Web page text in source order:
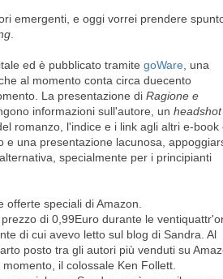
emergenti, e oggi vorrei prendere
ed è pubblicato tramite goWare , una
al momento conta circa duecento
La presentazione di Ragione e
informazioni sull'autore, un headshot
romanzo, l'indice e i link agli altri e-book
e una presentazione lacunosa,
specialmente per i principianti
speciali di Amazon.
di 0,99Euro durante le
di cui avevo letto sul blog di Sandra. Al
posto tra gli autori più venduti su
il colossale Ken Follett.